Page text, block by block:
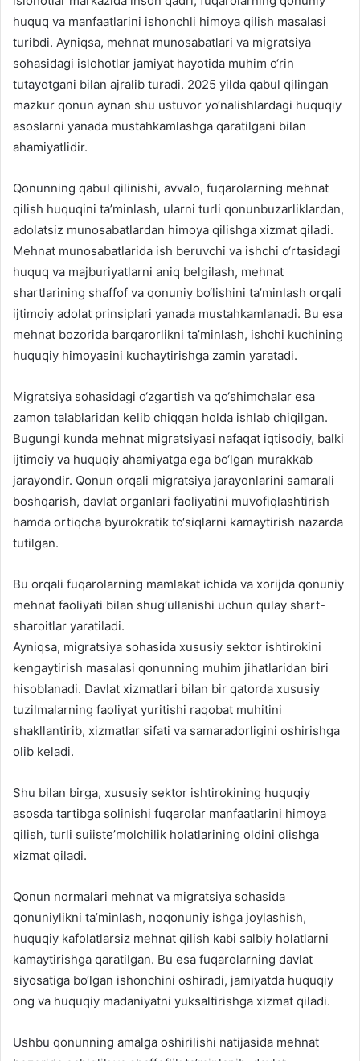
huquq va manfaatlarini ishonchli himoya qilish masalasi
turibdi. Ayniqsa, mehnat munosabatlari va migratsiya
sohasidagi islohotlar jamiyat hayotida muhim o‘rin
tutayotgani bilan ajralib turadi. 2025 yilda qabul qilingan
mazkur qonun aynan shu ustuvor yo‘nalishlardagi huquqiy
asoslarni yanada mustahkamlashga qaratilgani bilan
ahamiyatlidir.
Qonunning qabul qilinishi, avvalo, fuqarolarning mehnat
qilish huquqini ta’minlash, ularni turli qonunbuzarliklardan,
adolatsiz munosabatlardan himoya qilishga xizmat qiladi.
Mehnat munosabatlarida ish beruvchi va ishchi o‘rtasidagi
huquq va majburiyatlarni aniq belgilash, mehnat
shartlarining shaffof va qonuniy bo‘lishini ta’minlash orqali
ijtimoiy adolat prinsiplari yanada mustahkamlanadi. Bu esa
mehnat bozorida barqarorlikni ta’minlash, ishchi kuchining
huquqiy himoyasini kuchaytirishga zamin yaratadi.
Migratsiya sohasidagi o‘zgartish va qo‘shimchalar esa
zamon talablaridan kelib chiqqan holda ishlab chiqilgan.
Bugungi kunda mehnat migratsiyasi nafaqat iqtisodiy, balki
ijtimoiy va huquqiy ahamiyatga ega bo‘lgan murakkab
jarayondir. Qonun orqali migratsiya jarayonlarini samarali
boshqarish, davlat organlari faoliyatini muvofiqlashtirish
hamda ortiqcha byurokratik to‘siqlarni kamaytirish nazarda
tutilgan.
Bu orqali fuqarolarning mamlakat ichida va xorijda qonuniy
mehnat faoliyati bilan shug‘ullanishi uchun qulay shart-
sharoitlar yaratiladi.
Ayniqsa, migratsiya sohasida xususiy sektor ishtirokini
kengaytirish masalasi qonunning muhim jihatlaridan biri
hisoblanadi. Davlat xizmatlari bilan bir qatorda xususiy
tuzilmalarning faoliyat yuritishi raqobat muhitini
shakllantirib, xizmatlar sifati va samaradorligini oshirishga
olib keladi.
Shu bilan birga, xususiy sektor ishtirokining huquqiy
asosda tartibga solinishi fuqarolar manfaatlarini himoya
qilish, turli suiiste’molchilik holatlarining oldini olishga
xizmat qiladi.
Qonun normalari mehnat va migratsiya sohasida
qonuniylikni ta’minlash, noqonuniy ishga joylashish,
huquqiy kafolatlarsiz mehnat qilish kabi salbiy holatlarni
kamaytirishga qaratilgan. Bu esa fuqarolarning davlat
siyosatiga bo‘lgan ishonchini oshiradi, jamiyatda huquqiy
ong va huquqiy madaniyatni yuksaltirishga xizmat qiladi.
Ushbu qonunning amalga oshirilishi natijasida mehnat